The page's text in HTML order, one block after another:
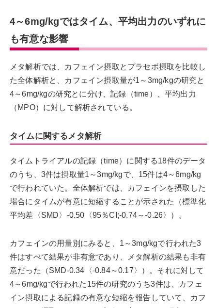
4～6mg/kgではタイム、平均出力のいずれに
も有意な影響
メタ解析では、カフェイン摂取とプラセボ摂取を比較し
た全体解析と、カフェイン摂取量が1～3mg/kgの研究と
4～6mg/kgの研究とに分け、記録（time）、平均出力
（MPO）に対して解析されている。
タイムに関するメタ解析
タイムトライアルの記録（time）に関する18件のデータ
のうち、3件は摂取量1～3mg/kgで、15件は4～6mg/kg
で行われていた。全体解析では、カフェインを摂取した
場合にタイムが有意に短縮することが示された（標準化
平均差〈SMD〉-0.50〈95％CI;-0.74～-0.26〉）。
カフェインの用量別にみると、1～3mg/kgで行われた3
件はすべて結果が非有意であり、メタ解析の結果も非有
意だった（SMD-0.34〈-0.84～0.17〉）。それに対して
4～6mg/kgで行われた15件の研究のうち3件は、カフェ
イン摂取による記録の有意な短縮を報告していて、カフ